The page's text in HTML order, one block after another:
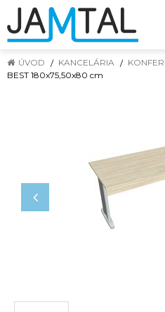
ÚVOD KANCELÁRIA
BEST 180x75,50x80 cm